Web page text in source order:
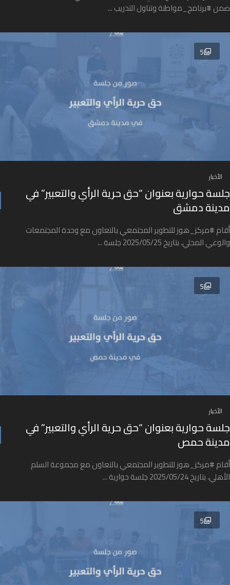
ضمن #برنامج_مواطنة وتناول التدريب ...
5
الأخبار
جلسة حوارية بعنوان “حق حرية الرأي والتعبير” في
مدينة دمشق
أقام #مركز_هوز للتطوير المجتمعي بالتعاون مع وحدة المجتمعات
والوعي المحلي، بتاريخ 2025/05/25 جلسة ...
5
الأخبار
جلسة حوارية بعنوان “حق حرية الرأي والتعبير” في
مدينة حمص
أقام #مركز_هوز للتطوير المجتمعي بالتعاون مع مجموعة السلم
الأهلي، بتاريخ 2025/05/24 جلسة حوارية ...
5